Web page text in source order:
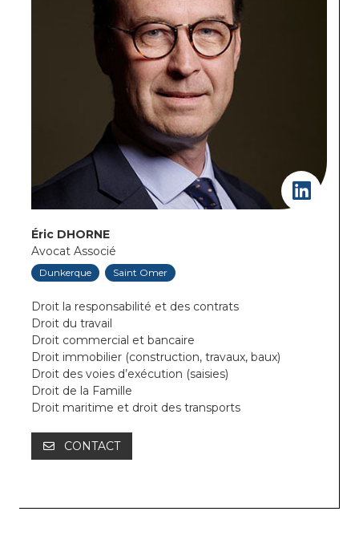
Éric DHORNE
Avocat Associé
Dunkerque Saint Omer
Droit la responsabilité et des contrats
Droit du travail
Droit commercial et bancaire
Droit immobilier (construction, travaux, baux)
Droit des voies d’exécution (saisies)
Droit de la Famille
Droit maritime et droit des transports
CONTACT